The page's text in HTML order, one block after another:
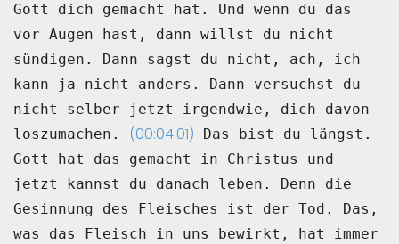
Gott dich gemacht hat.
Und wenn du das
vor Augen hast, dann willst du nicht
sündigen.
Dann sagst du nicht, ach, ich
kann ja nicht anders.
Dann versuchst du
nicht selber jetzt irgendwie, dich davon
loszumachen.
(00:04:01)
Das bist du längst.
Gott hat das gemacht in Christus und
jetzt kannst du danach leben.
Denn die
Gesinnung des Fleisches ist der Tod.
Das,
was das Fleisch in uns bewirkt, hat immer